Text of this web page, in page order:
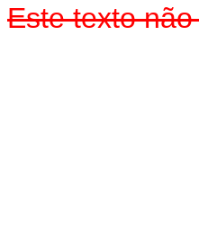
Este texto